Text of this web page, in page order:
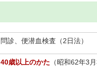
問診、便潜血検査（2日法）
40歳以上のかた （昭和62年3